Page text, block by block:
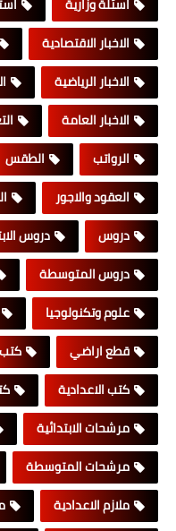
الاخبار الاقتصادية
الاخبار الرياضية
الاخبار العامة
الرواتب
الطقس
العقود والاجور
دروس
دروس
دروس المتوسطة
علوم وتكنولوجيا
قطع اراضي
كتب
كتب الاعدادية
مرشحات الابتدائية
مرشحات المتوسطة
ملازم الاعدادية